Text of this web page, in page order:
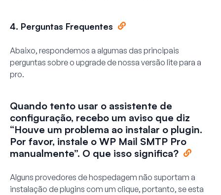
4. Perguntas Frequentes
Abaixo, respondemos a algumas das principais
perguntas sobre o upgrade de nossa versão lite para a
pro.
Quando tento usar o assistente de
configuração, recebo um aviso que diz
“Houve um problema ao instalar o plugin.
Por favor, instale o WP Mail SMTP Pro
manualmente”. O que isso significa?
Alguns provedores de hospedagem não suportam a
instalação de plugins com um clique, portanto, se esta